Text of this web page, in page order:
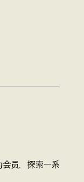
会员，探索一系